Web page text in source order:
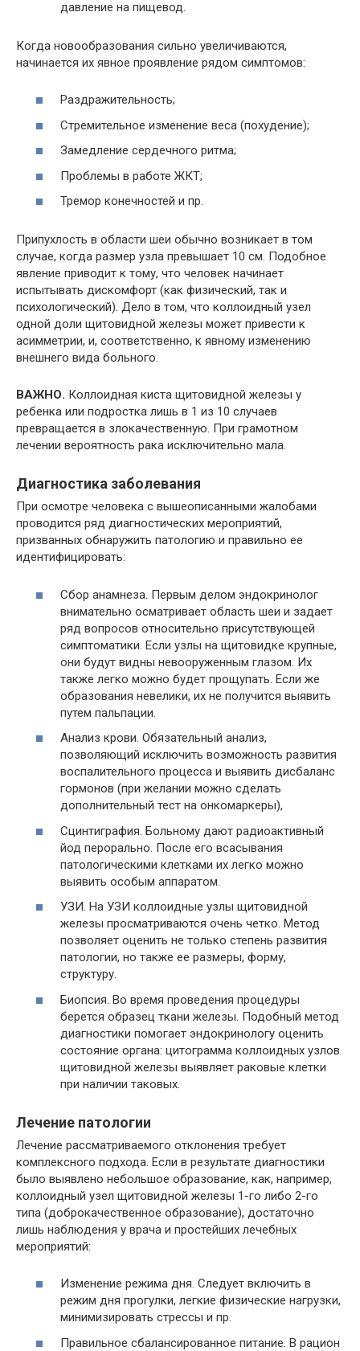
давление на пищевод.
Когда новообразования сильно увеличиваются,
начинается их явное проявление рядом симптомов:
Раздражительность;
Стремительное изменение веса (похудение);
Замедление сердечного ритма;
Проблемы в работе ЖКТ;
Тремор конечностей и пр.
Припухлость в области шеи обычно возникает в том
случае, когда размер узла превышает 10 см. Подобное
явление приводит к тому, что человек начинает
испытывать дискомфорт (как физический, так и
психологический). Дело в том, что коллоидный узел
одной доли щитовидной железы может привести к
асимметрии, и, соответственно, к явному изменению
внешнего вида больного.
ВАЖНО. Коллоидная киста щитовидной железы у
ребенка или подростка лишь в 1 из 10 случаев
превращается в злокачественную. При грамотном
лечении вероятность рака исключительно мала.
Диагностика заболевания
При осмотре человека с вышеописанными жалобами
проводится ряд диагностических мероприятий,
призванных обнаружить патологию и правильно ее
идентифицировать:
Сбор анамнеза. Первым делом эндокринолог
внимательно осматривает область шеи и задает
ряд вопросов относительно присутствующей
симптоматики. Если узлы на щитовидке крупные,
они будут видны невооруженным глазом. Их
также легко можно будет прощупать. Если же
образования невелики, их не получится выявить
путем пальпации.
Анализ крови. Обязательный анализ,
позволяющий исключить возможность развития
воспалительного процесса и выявить дисбаланс
гормонов (при желании можно сделать
дополнительный тест на онкомаркеры),
Сцинтиграфия. Больному дают радиоактивный
йод перорально. После его всасывания
патологическими клетками их легко можно
выявить особым аппаратом.
УЗИ. На УЗИ коллоидные узлы щитовидной
железы просматриваются очень четко. Метод
позволяет оценить не только степень развития
патологии, но также ее размеры, форму,
структуру.
Биопсия. Во время проведения процедуры
берется образец ткани железы. Подобный метод
диагностики помогает эндокринологу оценить
состояние органа: цитограмма коллоидных узлов
щитовидной железы выявляет раковые клетки
при наличии таковых.
Лечение патологии
Лечение рассматриваемого отклонения требует
комплексного подхода. Если в результате диагностики
было выявлено небольшое образование, как, например,
коллоидный узел щитовидной железы 1-го либо 2-го
типа (доброкачественное образование), достаточно
лишь наблюдения у врача и простейших лечебных
мероприятий:
Изменение режима дня. Следует включить в
режим дня прогулки, легкие физические нагрузки,
минимизировать стрессы и пр.
Правильное сбалансированное питание. В рацион